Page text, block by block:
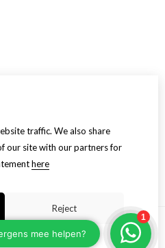
traffic. We also share
our site with our partners for
here
Reject
settings